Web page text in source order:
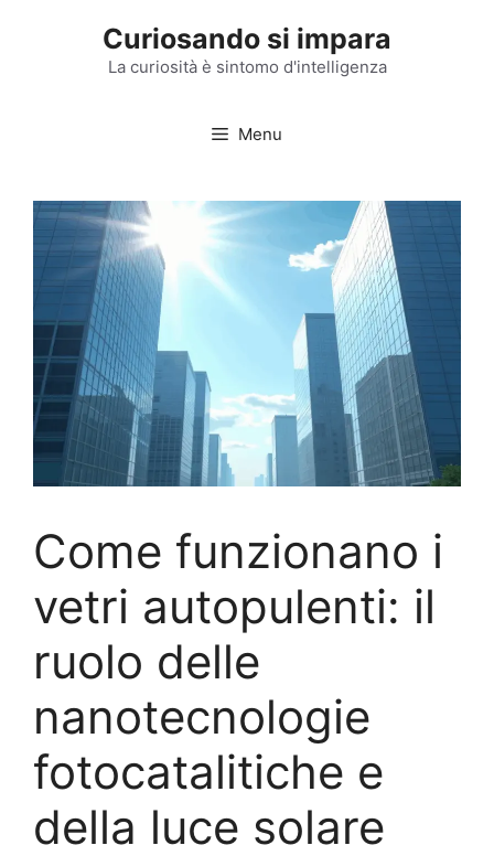
Curiosando si impara
La curiosità è sintomo d'intelligenza
Menu
Come funzionano i
vetri autopulenti: il
ruolo delle
nanotecnologie
fotocatalitiche e
della luce solare